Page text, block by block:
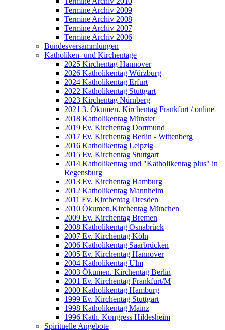
Termine Archiv 2009
Termine Archiv 2008
Termine Archiv 2007
Termine Archiv 2006
Bundesversammlungen
Katholiken- und Kirchentage
2025 Kirchentag Hannover
2026 Katholikentag Würzburg
2024 Katholikentag Erfurt
2022 Katholikentag Stuttgart
2023 Kirchentag Nürnberg
2021 3. Ökumen. Kirchentag Frankfurt / online
2018 Katholikentag Münster
2019 Ev. Kirchentag Dortmund
2017 Ev. Kirchentag Berlin - Wittenberg
2016 Katholikentag Leipzig
2015 Ev. Kirchentag Stuttgart
2014 Katholikentag und "Katholikentag plus" in
Regensburg
2013 Ev. Kirchentag Hamburg
2012 Katholikentag Mannheim
2011 Ev. Kirchentag Dresden
2010 Ökumen.Kirchentag München
2009 Ev. Kirchentag Bremen
2008 Katholikentag Osnabrück
2007 Ev. Kirchentag Köln
2006 Katholikentag Saarbrücken
2005 Ev. Kirchentag Hannover
2004 Katholikentag Ulm
2003 Ökumen. Kirchentag Berlin
2001 Ev. Kirchentag Frankfurt/M
2000 Katholikentag Hamburg
1999 Ev. Kirchentag Stuttgart
1998 Katholikentag Mainz
1996 Kath. Kongress Hildesheim
Spirituelle Angebote